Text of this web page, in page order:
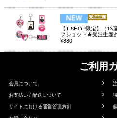
【T-SHOP限定】（13
フショット★受注生産
¥880
ご利用
会員について
お支払い / 配送について
サイトにおける運営管理方針